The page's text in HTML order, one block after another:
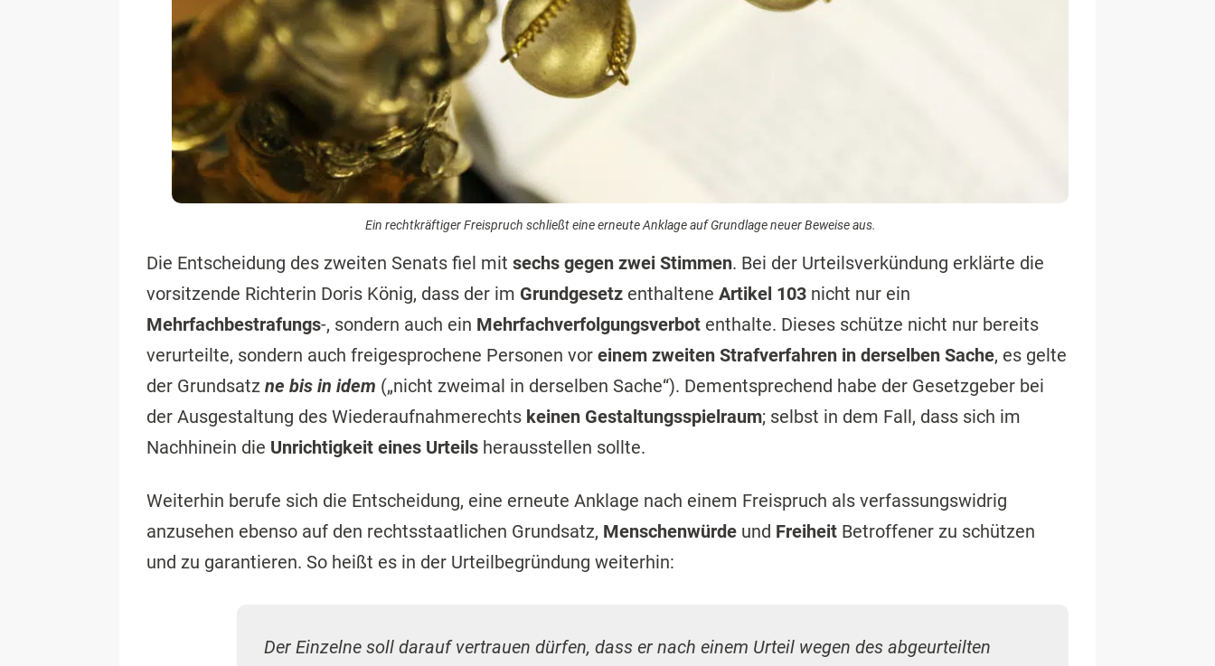
Ein rechtkräftiger Freispruch schließt eine erneute Anklage auf Grundlage neuer Beweise aus.
Die Entscheidung des zweiten Senats fiel mit sechs gegen zwei Stimmen. Bei der Urteilsverkündung erklärte die
vorsitzende Richterin Doris König, dass der im Grundgesetz enthaltene Artikel 103 nicht nur ein
Mehrfachbestrafungs-, sondern auch ein Mehrfachverfolgungsverbot enthalte. Dieses schütze nicht nur bereits
verurteilte, sondern auch freigesprochene Personen vor einem zweiten Strafverfahren in derselben Sache, es gelte
der Grundsatz ne bis in idem („nicht zweimal in derselben Sache“). Dementsprechend habe der Gesetzgeber bei
der Ausgestaltung des Wiederaufnahmerechts keinen Gestaltungsspielraum; selbst in dem Fall, dass sich im
Nachhinein die Unrichtigkeit eines Urteils herausstellen sollte.
Weiterhin berufe sich die Entscheidung, eine erneute Anklage nach einem Freispruch als verfassungswidrig
anzusehen ebenso auf den rechtsstaatlichen Grundsatz, Menschenwürde und Freiheit Betroffener zu schützen
und zu garantieren. So heißt es in der Urteilbegründung weiterhin:
Der Einzelne soll darauf vertrauen dürfen, dass er nach einem Urteil wegen des abgeurteilten